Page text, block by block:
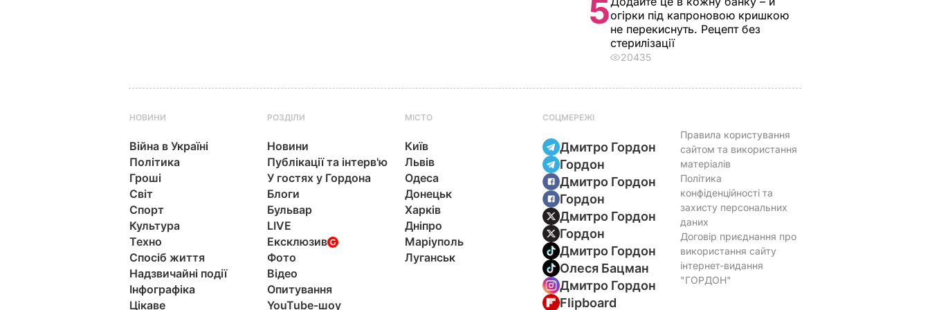
5огірки під капроновою кришкою
не перекиснуть. Рецепт без
стерилізації
20435
НОВИНИ
Війна в Україні
Політика
Гроші
Світ
Спорт
Культура
Техно
Спосіб життя
Надзвичайні події
Інфографіка
Цікаве
РОЗДІЛИ
Новини
Публікації та інтерв'ю
У гостях у Гордона
Блоги
Бульвар
LIVE
Ексклюзив
Фото
Відео
Опитування
YouTube-шоу
МІСТО
Київ
Львів
Одеса
Донецьк
Харків
Дніпро
Маріуполь
Луганськ
СОЦМЕРЕЖІ
Дмитро Гордон
Гордон
Дмитро Гордон
Гордон
Дмитро Гордон
Гордон
Дмитро Гордон
Олеся Бацман
Дмитро Гордон
Flipboard
Правила користування
сайтом та використання
матеріалів
Політика
конфіденційності та
захисту персональних
даних
Договір приєднання про
використання сайту
інтернет-видання
"ГОРДОН"